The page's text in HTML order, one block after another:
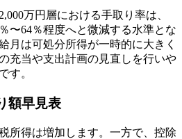
万円層における手取り率は、
〜64％程度へと微減する水準とな
月は可処分所得が一時的に大きく
充当や支出計画の見直しを行いや
す。
額早見表
所得は増加します。一方で、控除